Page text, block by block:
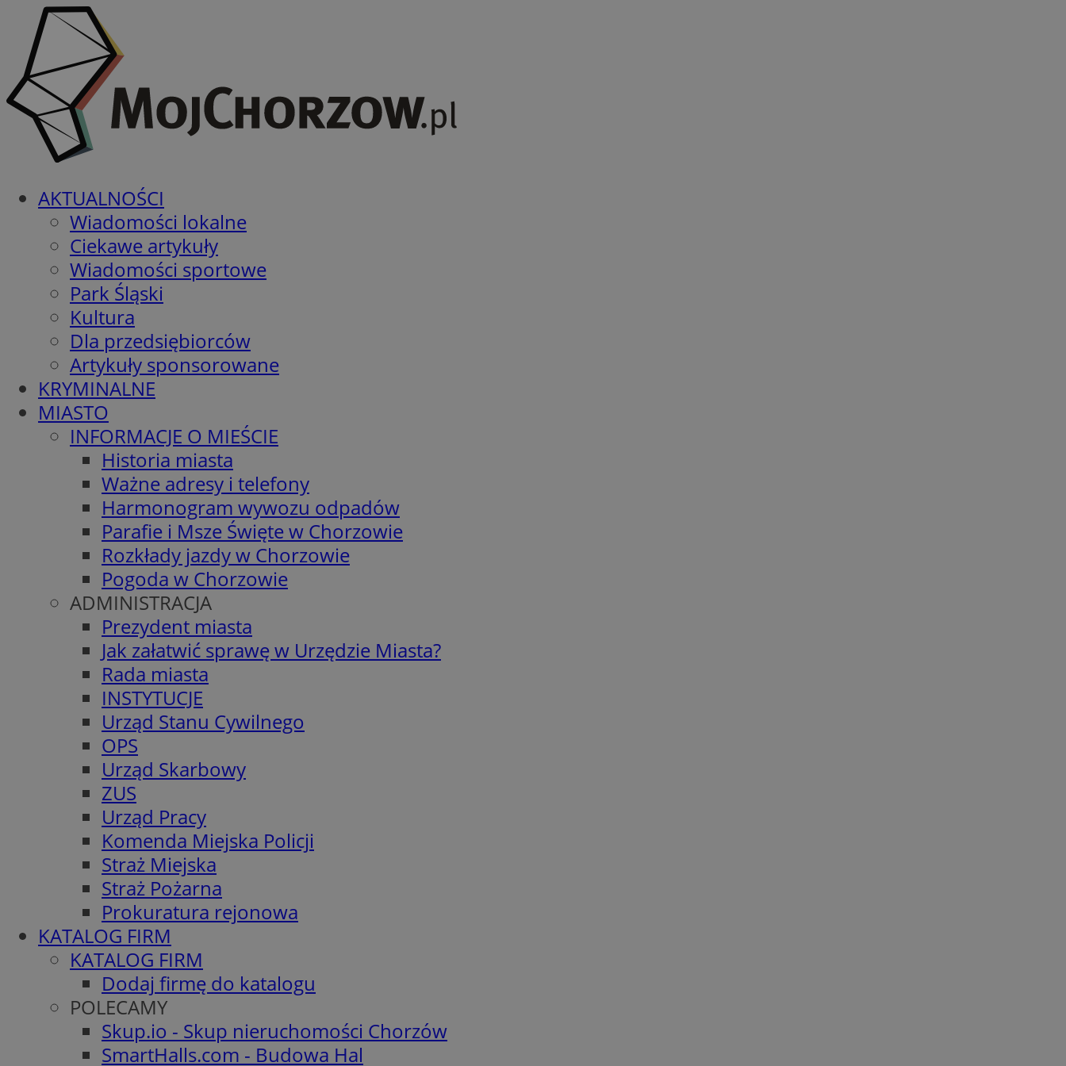
AKTUALNOŚCI
Wiadomości lokalne
Ciekawe artykuły
Wiadomości sportowe
Park Śląski
Kultura
Dla przedsiębiorców
Artykuły sponsorowane
KRYMINALNE
MIASTO
INFORMACJE O MIEŚCIE
Historia miasta
Ważne adresy i telefony
Harmonogram wywozu odpadów
Parafie i Msze Święte w Chorzowie
Rozkłady jazdy w Chorzowie
Pogoda w Chorzowie
ADMINISTRACJA
Prezydent miasta
Jak załatwić sprawę w Urzędzie Miasta?
Rada miasta
INSTYTUCJE
Urząd Stanu Cywilnego
OPS
Urząd Skarbowy
ZUS
Urząd Pracy
Komenda Miejska Policji
Straż Miejska
Straż Pożarna
Prokuratura rejonowa
KATALOG FIRM
KATALOG FIRM
Dodaj firmę do katalogu
POLECAMY
Skup.io - Skup nieruchomości Chorzów
SmartHalls.com - Budowa Hal